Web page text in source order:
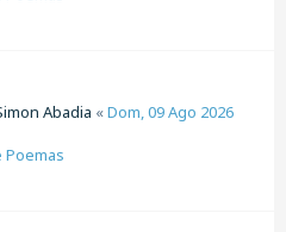
Abadia «Dom, 09 Ago 2026
Poemas